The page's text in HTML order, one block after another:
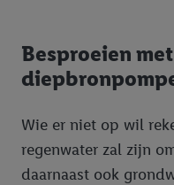
Besproeien
Wie er niet op wil
regenwater zal zijn
daarnaast ook